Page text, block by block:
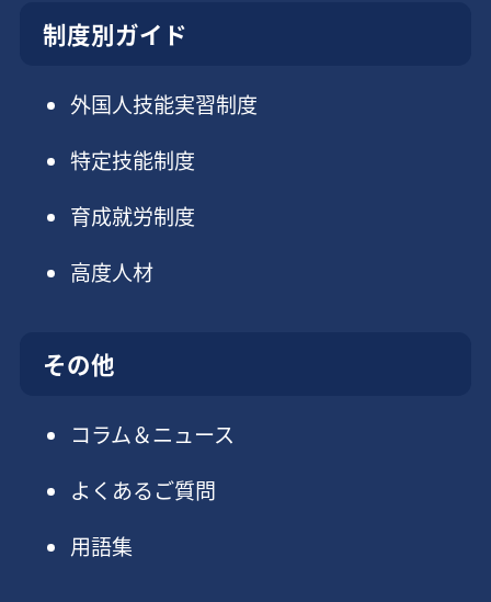
制度別ガイド
外国人技能実習制度
特定技能制度
育成就労制度
高度人材
その他
コラム＆ニュース
よくあるご質問
用語集